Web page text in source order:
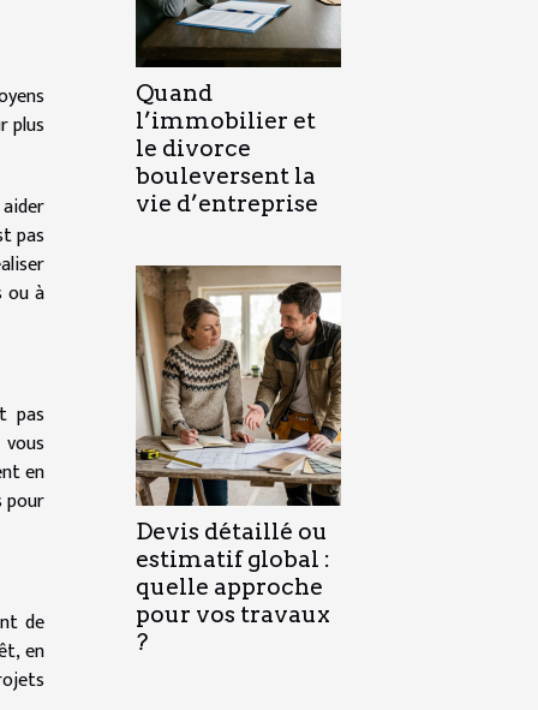
plus
pas
ou à
pas
en
pour
de
en
Quand
l’immobilier et
le divorce
bouleversent la
vie d’entreprise
Devis détaillé ou
estimatif global :
quelle approche
pour vos travaux
?